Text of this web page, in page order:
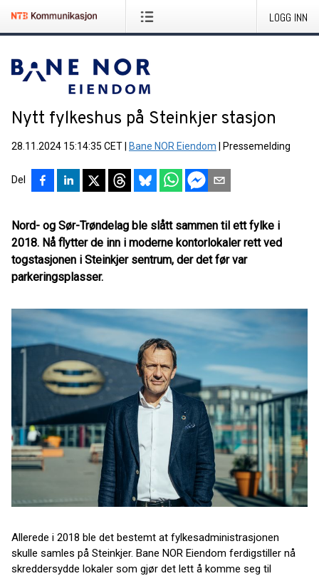
LOGG INN
Nytt fylkeshus på Steinkjer stasjon
28.11.2024 15:14:35 CET Bane NOR Eiendom Pressemelding
Del
Nord- og Sør-Trøndelag ble slått sammen til ett fylke i
2018. Nå flytter de inn i moderne kontorlokaler rett ved
togstasjonen i Steinkjer sentrum, der det før var
parkeringsplasser.
Allerede i 2018 ble det bestemt at fylkesadministrasjonen
skulle samles på Steinkjer. Bane NOR Eiendom ferdigstiller nå
skreddersydde lokaler som gjør det lett å komme seg til